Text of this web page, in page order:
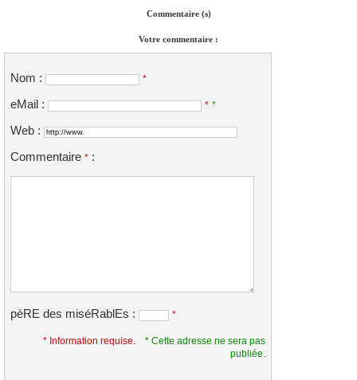
Commentaire (s)
Votre commentaire :
Nom : *
eMail : * *
Web :
Commentaire * :
pèRE des miséRablEs : *
* Information requise.
* Cette adresse ne sera pas
publiée.